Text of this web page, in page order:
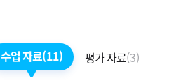
수업 자료(11) 평가 자료(3)